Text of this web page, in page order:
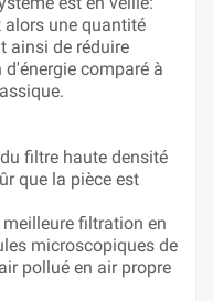
alors une quantité
ainsi de réduire
comparé à
filtre haute densité
que la pièce est
filtration en
microscopiques de
pollué en air propre